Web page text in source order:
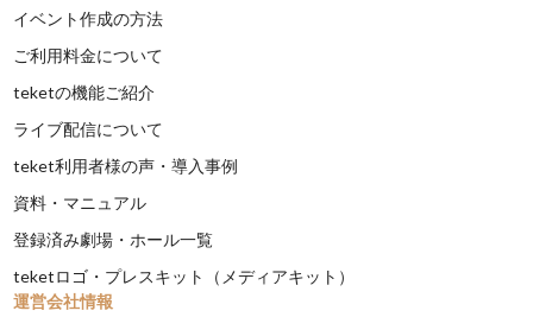
イベント作成の方法
ご利用料金について
teketの機能ご紹介
ライブ配信について
teket利用者様の声・導入事例
資料・マニュアル
登録済み劇場・ホール一覧
teketロゴ・プレスキット（メディアキット）
運営会社情報